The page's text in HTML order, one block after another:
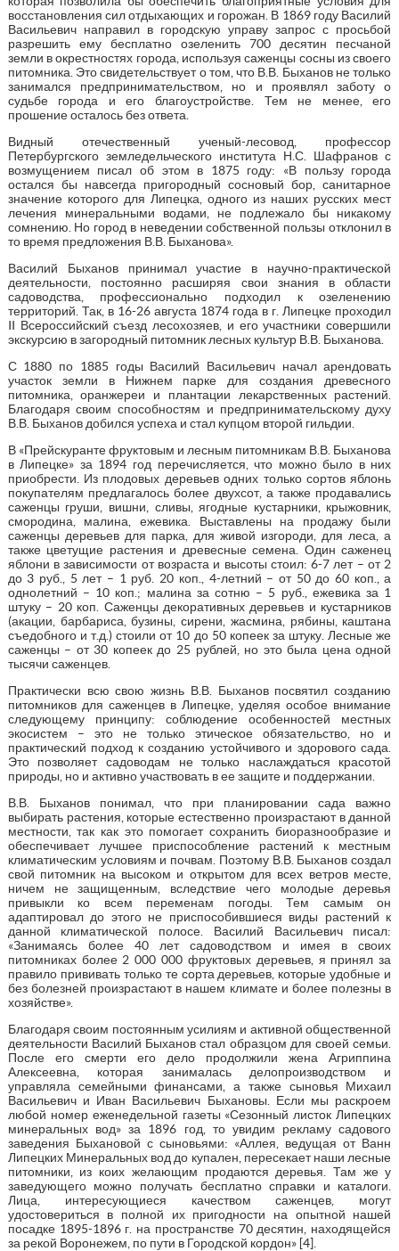
восстановления сил отдыхающих и горожан. В 1869 году Василий
Васильевич направил в городскую управу запрос с просьбой
разрешить ему бесплатно озеленить 700 десятин песчаной
земли в окрестностях города, используя саженцы сосны из своего
питомника. Это свидетельствует о том, что В.В. Быханов не только
занимался предпринимательством, но и проявлял заботу о
судьбе города и его благоустройстве. Тем не менее, его
прошение осталось без ответа.
Видный отечественный ученый-лесовод, профессор
Петербургского земледельческого института Н.С. Шафранов с
возмущением писал об этом в 1875 году: «В пользу города
остался бы навсегда пригородный сосновый бор, санитарное
значение которого для Липецка, одного из наших русских мест
лечения минеральными водами, не подлежало бы никакому
сомнению. Но город в неведении собственной пользы отклонил в
то время предложения В.В. Быханова».
Василий Быханов принимал участие в научно-практической
деятельности, постоянно расширяя свои знания в области
садоводства, профессионально подходил к озеленению
территорий. Так, в 16-26 августа 1874 года в г. Липецке проходил
II Всероссийский съезд лесохозяев, и его участники совершили
экскурсию в загородный питомник лесных культур В.В. Быханова.
С 1880 по 1885 годы Василий Васильевич начал арендовать
участок земли в Нижнем парке для создания древесного
питомника, оранжереи и плантации лекарственных растений.
Благодаря своим способностям и предпринимательскому духу
В.В. Быханов добился успеха и стал купцом второй гильдии.
В «Прейскуранте фруктовым и лесным питомникам В.В. Быханова
в Липецке» за 1894 год перечисляется, что можно было в них
приобрести. Из плодовых деревьев одних только сортов яблонь
покупателям предлагалось более двухсот, а также продавались
саженцы груши, вишни, сливы, ягодные кустарники, крыжовник,
смородина, малина, ежевика. Выставлены на продажу были
саженцы деревьев для парка, для живой изгороди, для леса, а
также цветущие растения и древесные семена. Один саженец
яблони в зависимости от возраста и высоты стоил: 6-7 лет – от 2
до 3 руб., 5 лет – 1 руб. 20 коп., 4-летний – от 50 до 60 коп., а
однолетний – 10 коп.; малина за сотню – 5 руб., ежевика за 1
штуку – 20 коп. Саженцы декоративных деревьев и кустарников
(акации, барбариса, бузины, сирени, жасмина, рябины, каштана
съедобного и т.д.) стоили от 10 до 50 копеек за штуку. Лесные же
саженцы – от 30 копеек до 25 рублей, но это была цена одной
тысячи саженцев.
Практически всю свою жизнь В.В. Быханов посвятил созданию
питомников для саженцев в Липецке, уделяя особое внимание
следующему принципу: соблюдение особенностей местных
экосистем – это не только этическое обязательство, но и
практический подход к созданию устойчивого и здорового сада.
Это позволяет садоводам не только наслаждаться красотой
природы, но и активно участвовать в ее защите и поддержании.
В.В. Быханов понимал, что при планировании сада важно
выбирать растения, которые естественно произрастают в данной
местности, так как это помогает сохранить биоразнообразие и
обеспечивает лучшее приспособление растений к местным
климатическим условиям и почвам. Поэтому В.В. Быханов создал
свой питомник на высоком и открытом для всех ветров месте,
ничем не защищенным, вследствие чего молодые деревья
привыкли ко всем переменам погоды. Тем самым он
адаптировал до этого не приспособившиеся виды растений к
данной климатической полосе. Василий Васильевич писал:
«Занимаясь более 40 лет садоводством и имея в своих
питомниках более 2 000 000 фруктовых деревьев, я принял за
правило прививать только те сорта деревьев, которые удобные и
без болезней произрастают в нашем климате и более полезны в
хозяйстве».
Благодаря своим постоянным усилиям и активной общественной
деятельности Василий Быханов стал образцом для своей семьи.
После его смерти его дело продолжили жена Агриппина
Алексеевна, которая занималась делопроизводством и
управляла семейными финансами, а также сыновья Михаил
Васильевич и Иван Васильевич Быхановы. Если мы раскроем
любой номер еженедельной газеты «Сезонный листок Липецких
минеральных вод» за 1896 год, то увидим рекламу садового
заведения Быхановой с сыновьями: «Аллея, ведущая от Ванн
Липецких Минеральных вод до купален, пересекает наши лесные
питомники, из коих желающим продаются деревья. Там же у
заведующего можно получать бесплатно справки и каталоги.
Лица, интересующиеся качеством саженцев, могут
удостовериться в полной их пригодности на опытной нашей
посадке 1895-1896 г. на пространстве 70 десятин, находящейся
за рекой Воронежем, по пути в Городской кордон» [4].